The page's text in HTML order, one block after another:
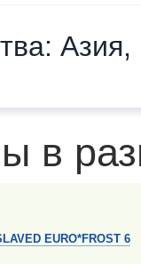
Азия,
в
EURO*FROST 6